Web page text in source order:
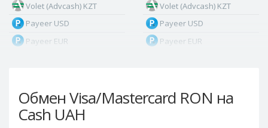
Обмен Visa/Mastercard RON на
Cash UAH
Volet (Advcash) KZT
Payeer USD
Payeer EUR
Payeer Tether ERC20
(USDT)
Payeer UAH
Volet (Advcash) KZT
Payeer USD
Payeer EUR
Payeer Tether ERC20
(USDT)